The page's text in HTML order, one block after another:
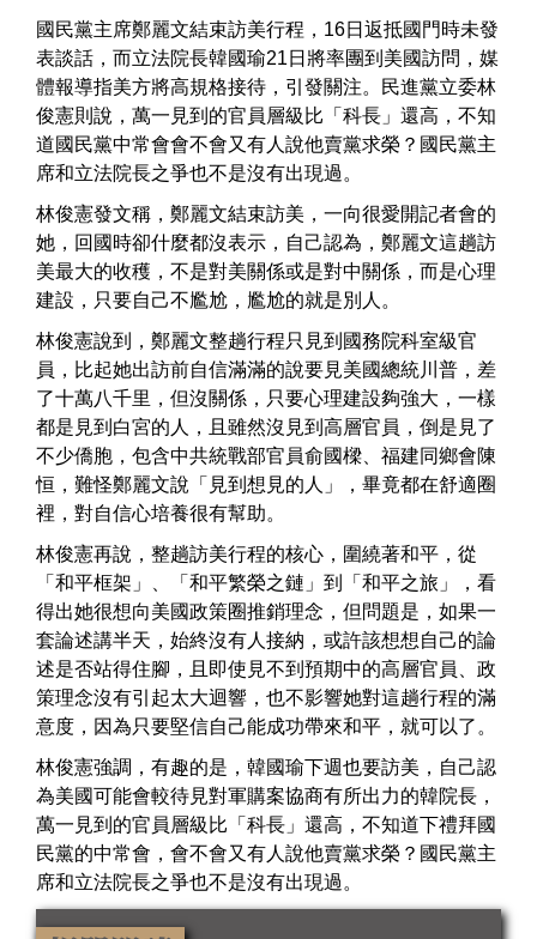
國民黨主席鄭麗文結束訪美行程，16日返抵國門時未發
表談話，而立法院長韓國瑜21日將率團到美國訪問，媒
體報導指美方將高規格接待，引發關注。民進黨立委林
俊憲則說，萬一見到的官員層級比「科長」還高，不知
道國民黨中常會會不會又有人說他賣黨求榮？國民黨主
席和立法院長之爭也不是沒有出現過。
林俊憲發文稱，鄭麗文結束訪美，一向很愛開記者會的
她，回國時卻什麼都沒表示，自己認為，鄭麗文這趟訪
美最大的收穫，不是對美關係或是對中關係，而是心理
建設，只要自己不尷尬，尷尬的就是別人。
林俊憲說到，鄭麗文整趟行程只見到國務院科室級官
員，比起她出訪前自信滿滿的說要見美國總統川普，差
了十萬八千里，但沒關係，只要心理建設夠強大，一樣
都是見到白宮的人，且雖然沒見到高層官員，倒是見了
不少僑胞，包含中共統戰部官員俞國樑、福建同鄉會陳
恒，難怪鄭麗文說「見到想見的人」，畢竟都在舒適圈
裡，對自信心培養很有幫助。
林俊憲再說，整趟訪美行程的核心，圍繞著和平，從
「和平框架」、「和平繁榮之鏈」到「和平之旅」，看
得出她很想向美國政策圈推銷理念，但問題是，如果一
套論述講半天，始終沒有人接納，或許該想想自己的論
述是否站得住腳，且即使見不到預期中的高層官員、政
策理念沒有引起太大迴響，也不影響她對這趟行程的滿
意度，因為只要堅信自己能成功帶來和平，就可以了。
林俊憲強調，有趣的是，韓國瑜下週也要訪美，自己認
為美國可能會較待見對軍購案協商有所出力的韓院長，
萬一見到的官員層級比「科長」還高，不知道下禮拜國
民黨的中常會，會不會又有人說他賣黨求榮？國民黨主
席和立法院長之爭也不是沒有出現過。